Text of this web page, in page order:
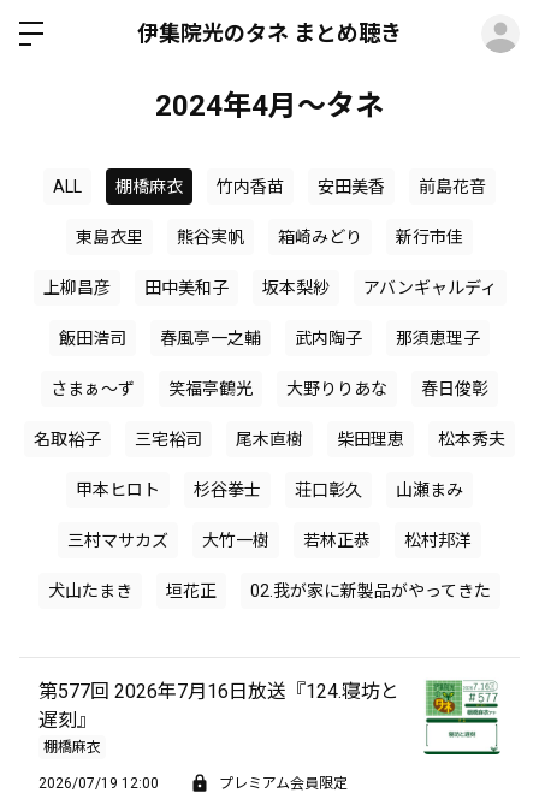
伊集院光のタネ まとめ聴き
2024年4月～タネ
ALL 棚橋麻衣 竹内香苗 安田美香 前島花音
東島衣里 熊谷実帆 箱崎みどり 新行市佳
上柳昌彦 田中美和子 坂本梨紗 アバンギャルディ
飯田浩司 春風亭一之輔 武内陶子 那須恵理子
さまぁ～ず 笑福亭鶴光 大野りりあな 春日俊彰
名取裕子 三宅裕司 尾木直樹 柴田理恵 松本秀夫
甲本ヒロト 杉谷拳士 荘口彰久 山瀬まみ
三村マサカズ 大竹一樹 若林正恭 松村邦洋
犬山たまき 垣花正 02.我が家に新製品がやってきた
第577回 2026年7月16日放送『124.寝坊と
遅刻』
棚橋麻衣
2026/07/19 12:00 プレミアム会員限定